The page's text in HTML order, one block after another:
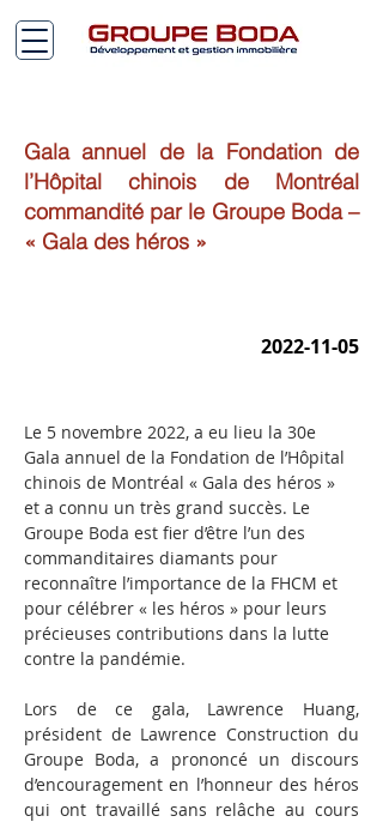
Gala annuel de la Fondation de
l’Hôpital chinois de Montréal
commandité par le Groupe Boda –
« Gala des héros »
2022-11-05
Le 5 novembre 2022, a eu lieu la 30e
Gala annuel de la Fondation de l’Hôpital
chinois de Montréal « Gala des héros »
et a connu un très grand succès. Le
Groupe Boda est fier d’être l’un des
commanditaires diamants pour
reconnaître l’importance de la FHCM et
pour célébrer « les héros » pour leurs
précieuses contributions dans la lutte
contre la pandémie.
Lors de ce gala, Lawrence Huang,
président de Lawrence Construction du
Groupe Boda, a prononcé un discours
d’encouragement en l’honneur des héros
qui ont travaillé sans relâche au cours